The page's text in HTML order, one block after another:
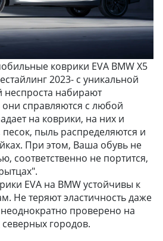
коврики EVA BMW X5
2023- с уникальной
неспроста набирают
они справляются с любой
на коврики, на них и
песок, пыль распределяются и
При этом, Ваша обувь не
соответственно не портится,
EVA на BMW устойчивы к
Не теряют эластичность даже
проверено на
северных городов.